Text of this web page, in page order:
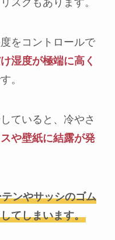
スクもあります。
をコントロールで
湿度が極端に高く
。
ていると、冷やさ
や壁紙に結露が発
ンやサッシのゴム
てしまいます。